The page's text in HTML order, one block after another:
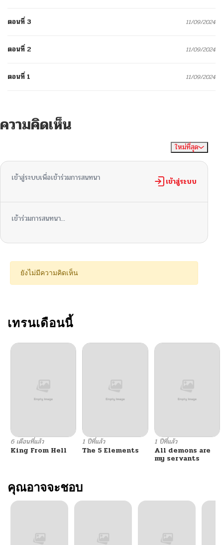
ตอนที่ 3 11/09/2024
ตอนที่ 2 11/09/2024
ตอนที่ 1 11/09/2024
ความคิดเห็น
ใหม่ที่สุด
เข้าสู่ระบบเพื่อเข้าร่วมการสนทนา เข้าสู่ระบบ
เข้าร่วมการสนทนา...
ยังไม่มีความคิดเห็น
เทรนเดือนนี้
6 เดือนที่แล้ว
King From Hell
1 ปีที่แล้ว
The 5 Elements
1 ปีที่แล้ว
All demons are
my servants
คุณอาจจะชอบ